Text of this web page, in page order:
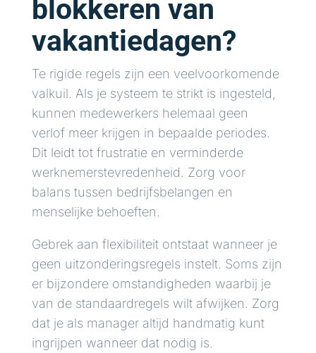
blokkeren van
vakantiedagen?
Te rigide regels zijn een veelvoorkomende
valkuil. Als je systeem te strikt is ingesteld,
kunnen medewerkers helemaal geen
verlof meer krijgen in bepaalde periodes.
Dit leidt tot frustratie en verminderde
werknemerstevredenheid. Zorg voor
balans tussen bedrijfsbelangen en
menselijke behoeften.
Gebrek aan flexibiliteit ontstaat wanneer je
geen uitzonderingsregels instelt. Soms zijn
er bijzondere omstandigheden waarbij je
van de standaardregels wilt afwijken. Zorg
dat je als manager altijd handmatig kunt
ingrijpen wanneer dat nodig is.